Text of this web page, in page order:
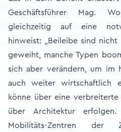
Geschäftsführer Mag.
gleichzeitig auf eine
hinweist: „Beileibe sind nicht
geweiht, manche Typen
sich aber verändern, um im
auch weiter wirtschaftlich
könne über eine
über Architektur
Mobilitäts-Zentren der